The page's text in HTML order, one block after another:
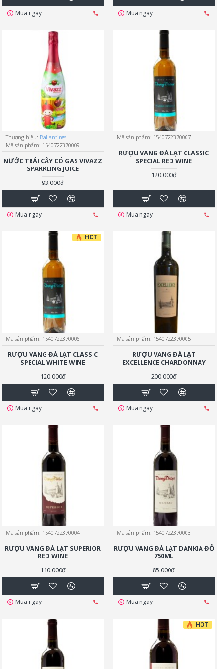
Mua ngay Mua ngay
Thương hiệu: Ballantines
Mã sản phẩm: 1540722370009
NƯỚC TRÁI CÂY CÓ GAS VIVAZZ
SPARKLING JUICE
93.000đ
Mua ngay
Mã sản phẩm: 1540722370007
RƯỢU VANG ĐÀ LẠT CLASSIC
SPECIAL RED WINE
120.000đ
Mua ngay
HOT
Mã sản phẩm: 1540722370006
RƯỢU VANG ĐÀ LẠT CLASSIC
SPECIAL WHITE WINE
120.000đ
Mua ngay
Mã sản phẩm: 1540722370005
RƯỢU VANG ĐÀ LẠT
EXCELLENCE CHARDONNAY
200.000đ
Mua ngay
Mã sản phẩm: 1540722370004
RƯỢU VANG ĐÀ LẠT SUPERIOR
RED WINE
110.000đ
Mua ngay
Mã sản phẩm: 1540722370003
RƯỢU VANG ĐÀ LẠT DANKIA ĐỎ
750ML
85.000đ
Mua ngay
HOT